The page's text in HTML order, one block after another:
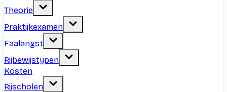
Theorie
Praktijkexamen
Faalangst
Rijbewijstypen
Kosten
Rijscholen